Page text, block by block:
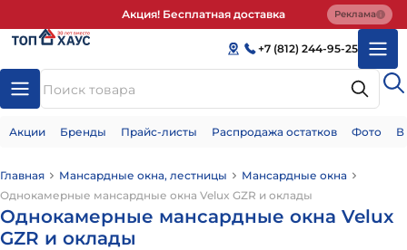
Акция! Бесплатная доставка Реклама
+7 (812) 244-95-25
Акции Бренды Прайс-листы Распродажа остатков Фото
Главная Мансардные окна, лестницы
Мансардные окна
Однокамерные мансардные окна Velux GZR и оклады
Однокамерные мансардные окна Velux
GZR и оклады